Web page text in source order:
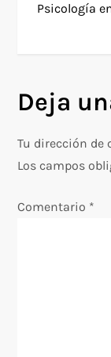
v
g
a
c
i
Psicología
Deja
Tu dirección de
Los campos
Comentario *